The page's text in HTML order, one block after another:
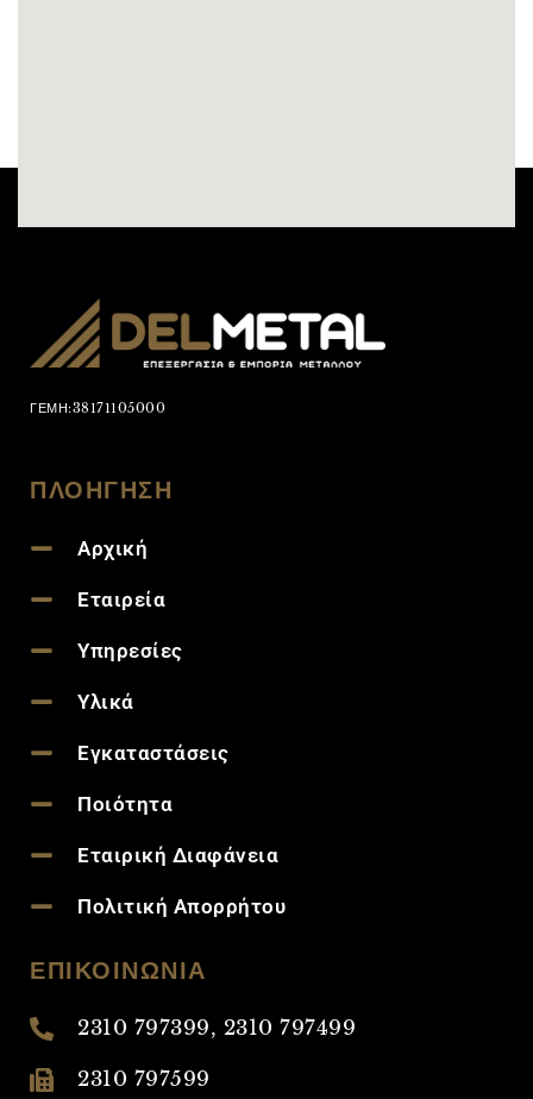
ΓΕΜΗ:38171105000
ΠΛΟΗΓΗΣΗ
Αρχική
Εταιρεία
Υπηρεσίες
Υλικά
Εγκαταστάσεις
Ποιότητα
Εταιρική Διαφάνεια
Πολιτική Απορρήτου
ΕΠΙΚΟΙΝΩΝΙΑ
2310 797399, 2310 797499
2310 797599